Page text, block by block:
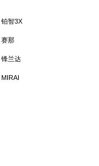
铂智3X
赛那
锋兰达
MIRAI